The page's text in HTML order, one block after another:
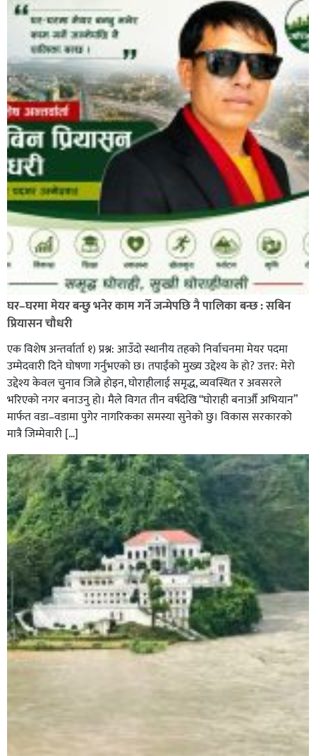
प्रहरी साहयक निरीक्षक कुलबहादुर बिककाे पहलमा खडैचा
प्रहरीले पायाे जग्गाधनी पुर्जा
पत्रकारको प्रेसकार्ड बोकेर हिड्ने लागुऔषध कारोबारमा संलग्न
रहेको आरोपमा ३ जना पक्राउ,
भिक्षा मागेर कारमा घुम्ने बाबाहरूलाई दाङ प्रहरीले पक्राउ,भारत
फर्कने सर्तमा रिहा,
घर–घरमा मेयर बन्छु भनेर काम गर्ने जन्मेपछि नै पालिका बन्छ : सबिन
प्रियासन चौधरी
एक विशेष अन्तर्वार्ता १) प्रश्न: आउँदो स्थानीय तहको निर्वाचनमा मेयर पदमा
उम्मेदवारी दिने घोषणा गर्नुभएको छ। तपाईंको मुख्य उद्देश्य के हो? उत्तर: मेरो
उद्देश्य केवल चुनाव जित्ने होइन, घोराहीलाई समृद्ध, व्यवस्थित र अवसरले
भरिएको नगर बनाउनु हो। मैले विगत तीन वर्षदेखि “घोराही बनाऔँ अभियान”
मार्फत वडा–वडामा पुगेर नागरिकका समस्या सुनेको छु। विकास सरकारको
मात्रै जिम्मेवारी […]